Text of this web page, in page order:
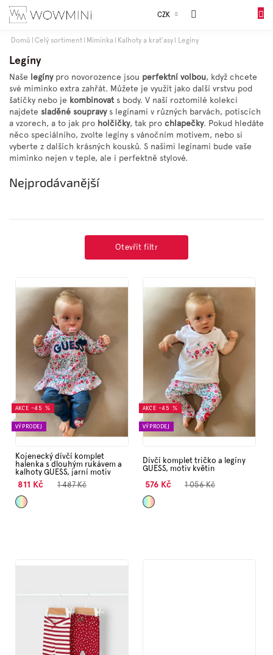
Přejít
CZK
Sales
Chlapci
Celý
sortiment
Značky
Měna
Přihlášení
Domů Celý sortiment Miminka Kalhoty a kraťasy Legíny
Legíny
Naše legínypro novorozence jsou perfektní volbou, když chcete
své miminko extra zahřát. Můžete je využít jako další vrstvu pod
šatičky nebo je kombinovats body. V naší roztomilé kolekci
najdete sladěné soupravys legínami v různých barvách, potiscích
a vzorech, a to jak pro holčičky, tak pro chlapečky. Pokud hledáte
něco speciálního, zvolte legíny s vánočním motivem, nebo si
vyberte z dalších krásných kousků. S našimi legínami bude vaše
miminko nejen v teple, ale i perfektně stylové.
Nejprodávanější
Otevřít filtr
u
k
t
AKCE –45 %
VÝPRODEJ
Kojenecký dívčí komplet
halenka s dlouhým rukávem a
kalhoty GUESS, jarní motiv
811 Kč 1 487 Kč
Mix
AKCE –45 %
VÝPRODEJ
Dívčí komplet tričko a legíny
GUESS, motiv květin
576 Kč 1 056 Kč
Mix